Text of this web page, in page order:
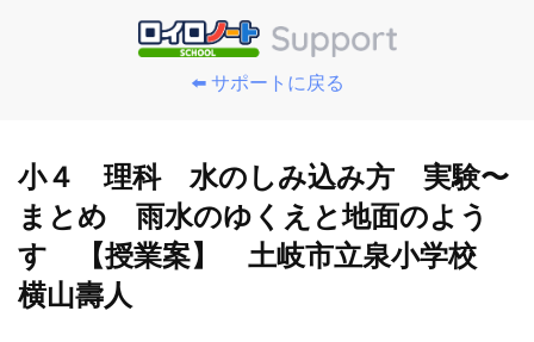
⬅️ サポートに戻る
小４ 理科 水のしみ込み方 実験〜
まとめ 雨水のゆくえと地面のよう
す 【授業案】 土岐市立泉小学校
横山壽人